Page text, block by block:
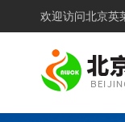
欢迎访问北京英